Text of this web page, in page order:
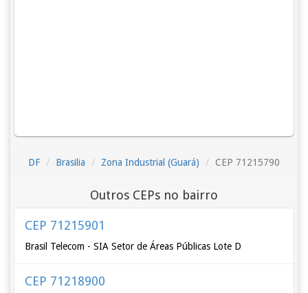
DF Brasilia Zona Industrial (Guará) CEP 71215790
Outros CEPs no bairro
CEP 71215901
Brasil Telecom - SIA Setor de Áreas Públicas Lote D
CEP 71218900